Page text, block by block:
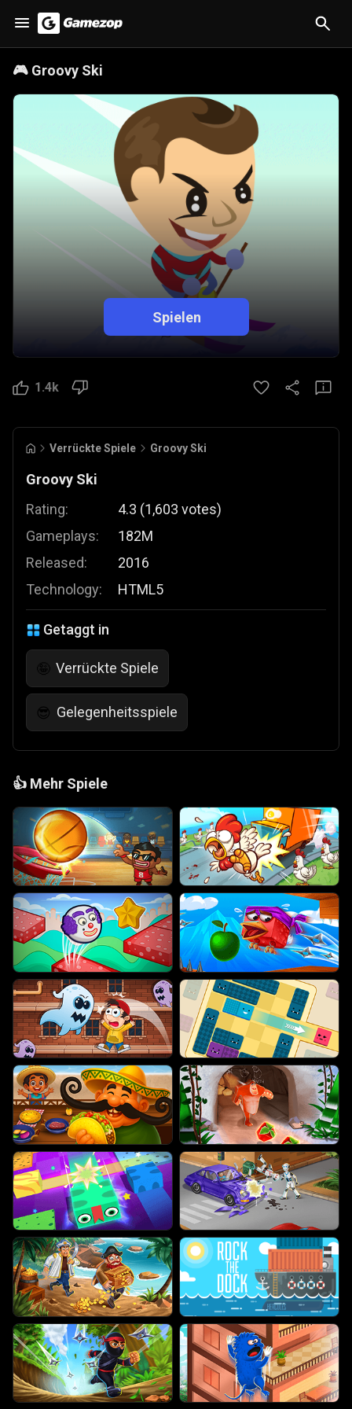
🎮 Groovy Ski
Spielen
1.4k
Verrückte Spiele Groovy Ski
Groovy Ski
Rating:
Gameplays:
Released:
Technology:
4.3 (1,603 votes)
182M
2016
HTML5
Getaggt in
🤪 Verrückte Spiele
😎 Gelegenheitsspiele
👍 Mehr Spiele